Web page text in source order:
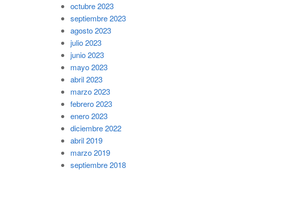
octubre 2023
septiembre 2023
agosto 2023
julio 2023
junio 2023
mayo 2023
abril 2023
marzo 2023
febrero 2023
enero 2023
diciembre 2022
abril 2019
marzo 2019
septiembre 2018